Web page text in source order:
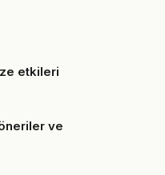
etkileri
ve